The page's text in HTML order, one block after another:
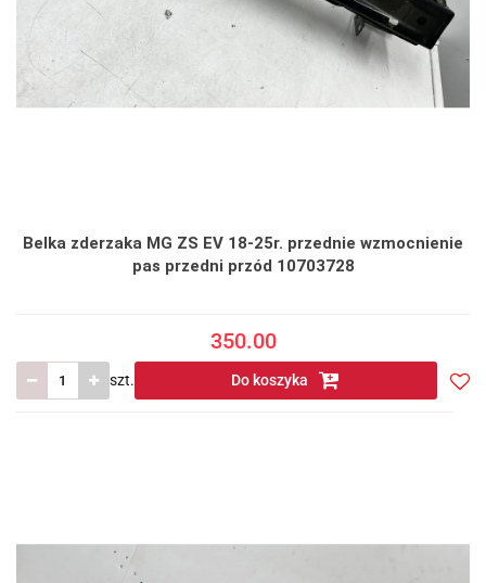
Belka zderzaka MG ZS EV 18-25r. przednie wzmocnienie
pas przedni przód 10703728
350.00
szt. Do koszyka